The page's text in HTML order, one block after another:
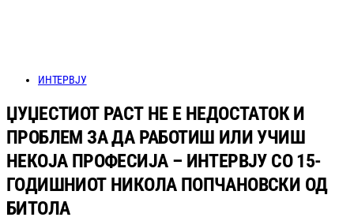
ИНТЕРВЈУ
ЏУЏЕСТИОТ РАСТ НЕ Е НЕДОСТАТОК И
ПРОБЛЕМ ЗА ДА РАБОТИШ ИЛИ УЧИШ
НЕКОЈА ПРОФЕСИЈА – ИНТЕРВЈУ СО 15-
ГОДИШНИОТ НИКОЛА ПОПЧАНОВСКИ ОД
БИТОЛА